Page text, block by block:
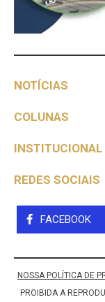
NOTÍCIAS
COLUNAS
INSTITUCIONAL
REDES SOCIAIS
FACEBOOK
NOSSA POLÍTICA DE
PROIBIDA A